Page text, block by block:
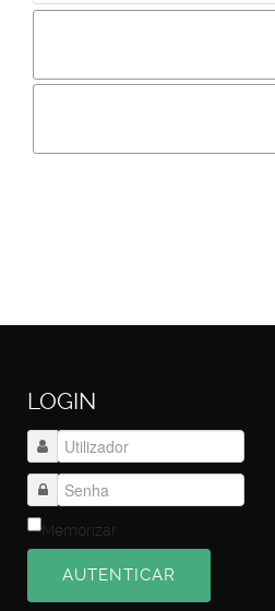
Incluir imagem :
Primeiro autentique-se...
LOGIN
Memorizar
AUTENTICAR